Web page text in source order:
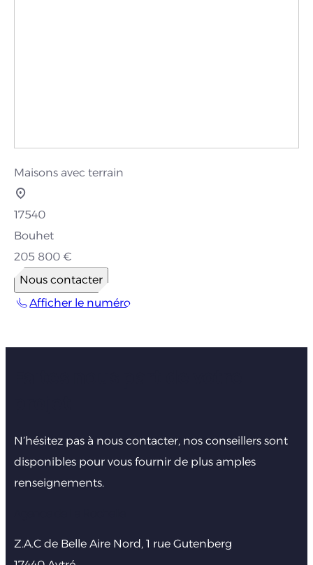
Maisons avec terrain
17540
Bouhet
205 800 €
Nous contacter
Afficher le numéro
N’hésitez pas à nous contacter, nos conseillers sont
disponibles pour vous fournir de plus amples
renseignements.
Z.A.C de Belle Aire Nord, 1 rue Gutenberg